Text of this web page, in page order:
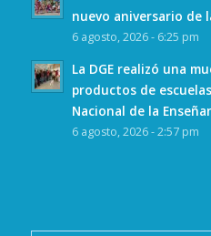
nuevo aniversario de
6 agosto, 2026 - 6:25 pm
La DGE realizó una
productos de
Nacional de la
6 agosto, 2026 - 2:57 pm